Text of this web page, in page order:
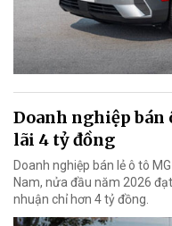
Doanh nghiệp bán
lãi 4 tỷ đồng
Doanh nghiệp bán lẻ ô tô
Nam, nửa đầu năm 2026
nhuận chỉ hơn 4 tỷ đồng.